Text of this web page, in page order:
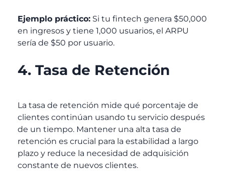
Ejemplo práctico: Si tu fintech genera $50,000
en ingresos y tiene 1,000 usuarios, el ARPU
sería de $50 por usuario.
4. Tasa de Retención
La tasa de retención mide qué porcentaje de
clientes continúan usando tu servicio después
de un tiempo. Mantener una alta tasa de
retención es crucial para la estabilidad a largo
plazo y reduce la necesidad de adquisición
constante de nuevos clientes.